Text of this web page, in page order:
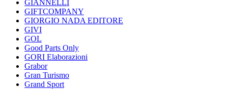
GIANNELLI
GIFTCOMPANY
GIORGIO NADA EDITORE
GIVI
GOL
Good Parts Only
GORI Elaborazioni
Grabor
Gran Turismo
Grand Sport